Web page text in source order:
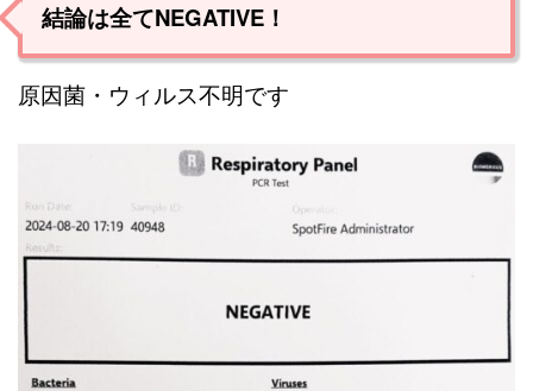
結論は全てNEGATIVE！
原因菌・ウィルス不明です